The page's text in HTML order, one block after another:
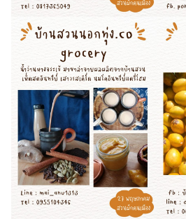
Search
for: